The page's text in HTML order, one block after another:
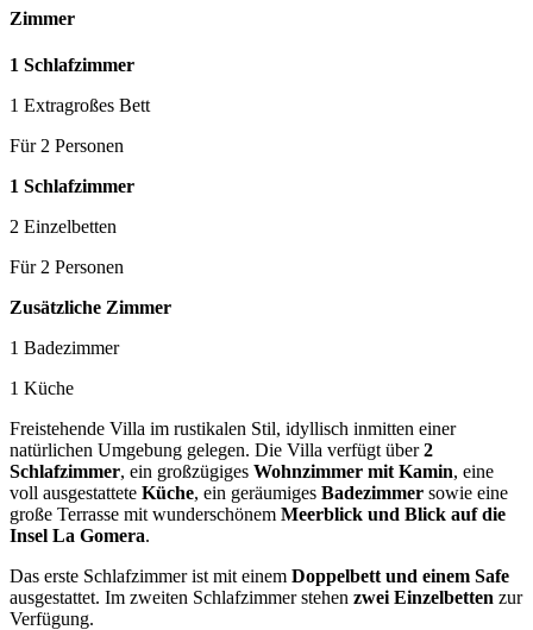
Zimmer
1 Schlafzimmer
1 Extragroßes Bett
Für 2 Personen
1 Schlafzimmer
2 Einzelbetten
Für 2 Personen
Zusätzliche Zimmer
1 Badezimmer
1 Küche
Freistehende Villa im rustikalen Stil, idyllisch inmitten einer
natürlichen Umgebung gelegen. Die Villa verfügt über2
Schlafzimmer, ein großzügiges Wohnzimmer mit Kamin, eine
voll ausgestattete Küche, ein geräumiges Badezimmer sowie eine
große Terrasse mit wunderschönem Meerblick und Blick auf die
Insel La Gomera.
Das erste Schlafzimmer ist mit einem Doppelbett und einem Safe
ausgestattet. Im zweiten Schlafzimmer stehen zwei Einzelbetten zur
Verfügung.